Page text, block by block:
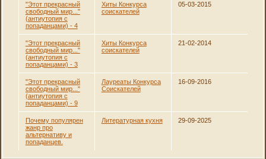
"Этот прекрасный
свободный мир..."
(антиутопия с
попаданцами) - 4
Хиты Конкурса
соискателей
05-03-2015
"Этот прекрасный
свободный мир..."
(антиутопия с
попаданцами) - 3
Хиты Конкурса
соискателей
21-02-2014
"Этот прекрасный
свободный мир..."
(антиутопия с
попаданцами) - 9
Лауреаты Конкурса
Соискателей
16-09-2016
Почему популярен
жанр про
альтернативу и
попаданцев.
Литературная кухня 29-09-2025